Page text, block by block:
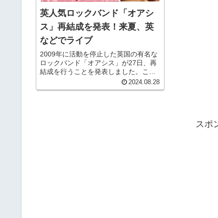
英人気ロックバンド「オアシ
ス」再結成を発表！来夏、英
などでライブ
2009年に活動を停止した英国の有名な
ロックバンド「オアシス」が27日、再
結成を行うことを発表しました。この
ニュースはバンドの公式ソーシャルメ
ディアを通じて伝えられました。 公式
2024.08.28
スポ